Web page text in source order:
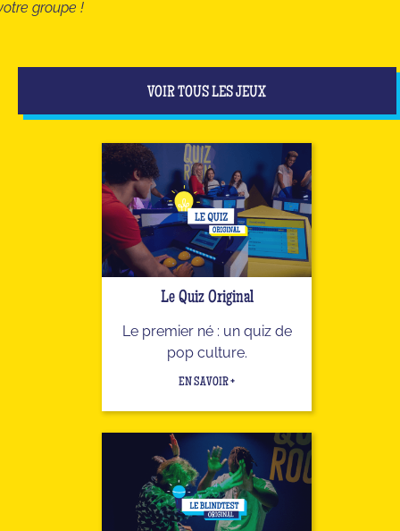
groupe !
Le Quiz Original
Le premier né : un quiz de
pop culture.
EN SAVOIR +
VOIR TOUS LES JEUX